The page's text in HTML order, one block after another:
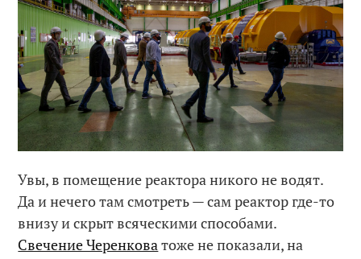
Увы, в помещение реактора никого не водят.
Да и нечего там смотреть — сам реактор где-то
внизу и скрыт всяческими способами.
Свечение Черенковатоже не показали, на